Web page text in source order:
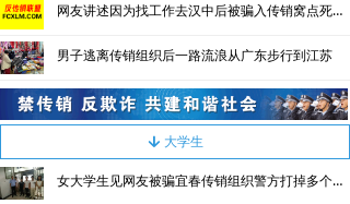
网友讲述因为找工作去汉中后被骗入传销窝点死里逃生
男子逃离传销组织后一路流浪从广东步行到江苏
녓 大学生
女大学生见网友被骗宜春传销组织警方打掉多个传销窝点